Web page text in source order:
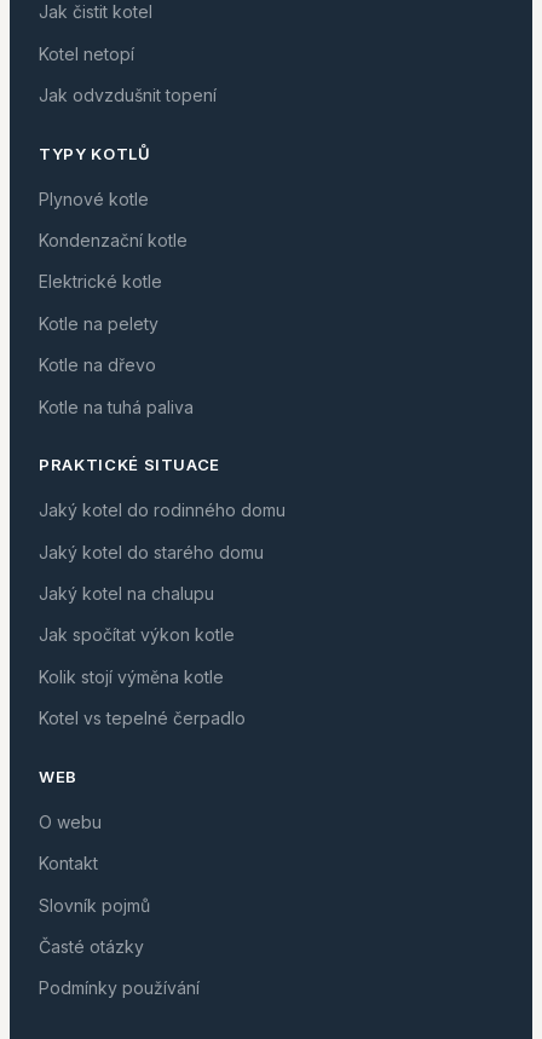
Jak čistit kotel
Kotel netopí
Jak odvzdušnit topení
TYPY KOTLŮ
Plynové kotle
Kondenzační kotle
Elektrické kotle
Kotle na pelety
Kotle na dřevo
Kotle na tuhá paliva
PRAKTICKÉ SITUACE
Jaký kotel do rodinného domu
Jaký kotel do starého domu
Jaký kotel na chalupu
Jak spočítat výkon kotle
Kolik stojí výměna kotle
Kotel vs tepelné čerpadlo
WEB
O webu
Kontakt
Slovník pojmů
Časté otázky
Podmínky používání